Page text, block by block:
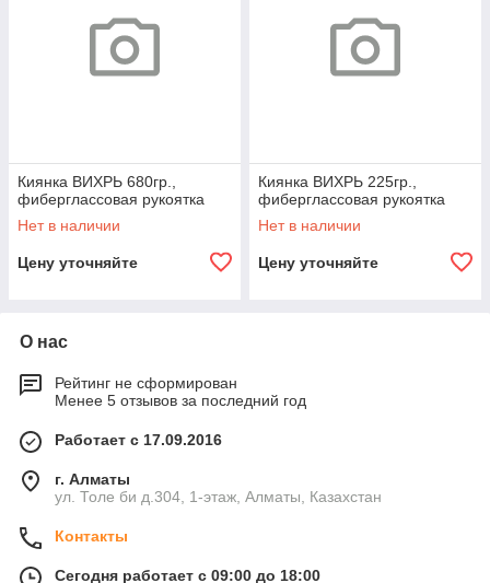
Киянка ВИХРЬ 680гр.,
фиберглассовая рукоятка
Нет в наличии
Цену уточняйте
Киянка ВИХРЬ 225гр.,
фиберглассовая рукоятка
Нет в наличии
Цену уточняйте
О нас
Рейтинг не сформирован
Менее 5 отзывов за последний год
Работает с 17.09.2016
г. Алматы
ул. Толе би д.304, 1-этаж, Алматы, Казахстан
Контакты
Сегодня работает с 09:00 до 18:00